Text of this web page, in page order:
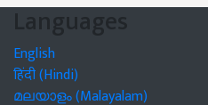
Languages
English
हिंदी (Hindi)
മലയാളം (Malayalam)